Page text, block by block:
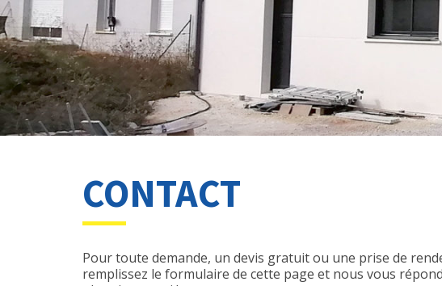
CONTACT
Pour toute demande, un devis gratuit ou une prise de
remplissez le formulaire de cette page et nous vous